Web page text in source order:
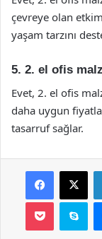
çevreye olan
yaşam tarzını
5. 2. el ofis
Evet, 2. el ofis
daha uygun
tasarruf sağlar.
Facebook
X
Pocket